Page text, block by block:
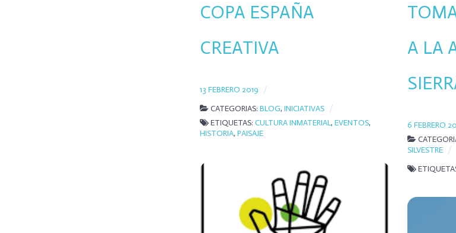
COPA ESPAÑA
CREATIVA
13 FEBRERO 2019
CATEGORIAS: BLOG, INICIATIVAS
ETIQUETAS: CULTURA INMATERIAL, EVENTOS,
HISTORIA, PAISAJE
A LA
6 FEBRERO
SILVESTRE